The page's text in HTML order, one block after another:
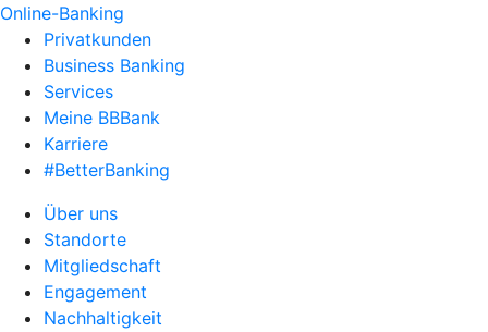
Online-Banking
Privatkunden
Business Banking
Services
Meine BBBank
Karriere
#BetterBanking
Über uns
Standorte
Mitgliedschaft
Engagement
Nachhaltigkeit